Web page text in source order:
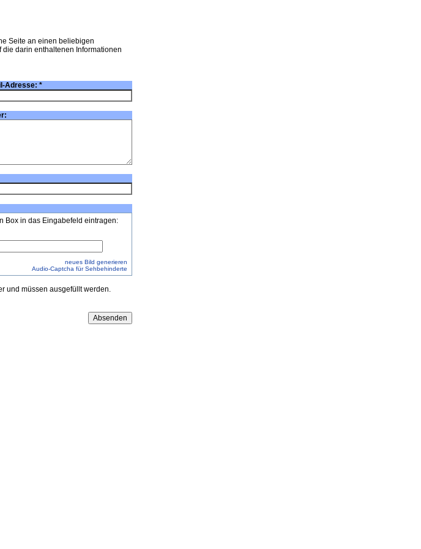
Seite an einen beliebigen
darin enthaltenen Informationen
Adresse: *
Box in das Eingabefeld eintragen:
neues Bild generieren
Audio-Captcha für Sehbehinderte
und müssen ausgefüllt werden.